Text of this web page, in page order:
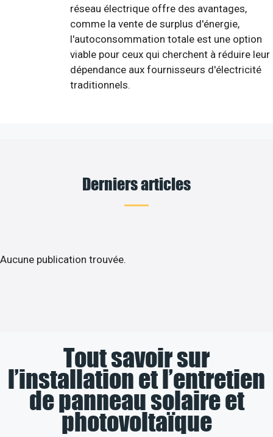
réseau électrique offre des avantages,
comme la vente de surplus d'énergie,
l'autoconsommation totale est une option
viable pour ceux qui cherchent à réduire leur
dépendance aux fournisseurs d'électricité
traditionnels.
Derniers articles
Aucune publication trouvée.
Tout savoir sur
l’installation et l’entretien
de panneau solaire et
photovoltaïque